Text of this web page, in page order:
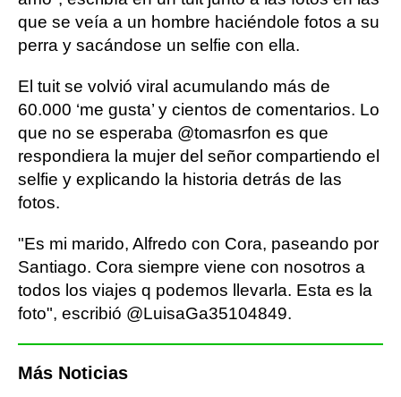
que se veía a un hombre haciéndole fotos a su
perra y sacándose un selfie con ella.
El tuit se volvió viral acumulando más de
60.000 ‘me gusta’ y cientos de comentarios. Lo
que no se esperaba @tomasrfon es que
respondiera la mujer del señor compartiendo el
selfie y explicando la historia detrás de las
fotos.
"Es mi marido, Alfredo con Cora, paseando por
Santiago. Cora siempre viene con nosotros a
todos los viajes q podemos llevarla. Esta es la
foto", escribió @LuisaGa35104849.
Más Noticias